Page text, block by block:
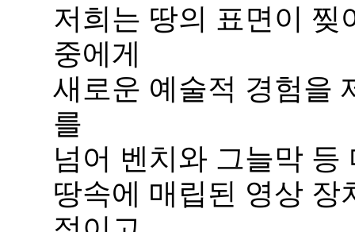
저희는 땅의 표면이 찢
중에게
새로운 예술적 경험을
를
넘어 벤치와 그늘막 등
땅속에 매립된 영상 장